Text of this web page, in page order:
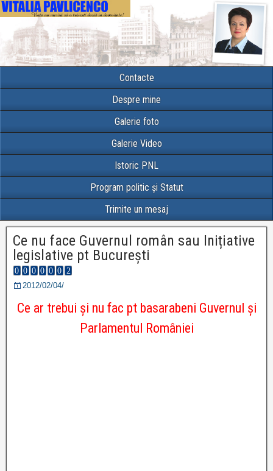
Contacte
Despre mine
Galerie foto
Galerie Video
Istoric PNL
Program politic și Statut
Trimite un mesaj
Ce nu face Guvernul român sau Inițiative
legislative pt București
2012/02/04/
Ce ar trebui și nu fac pt basarabeni Guvernul și
Parlamentul României